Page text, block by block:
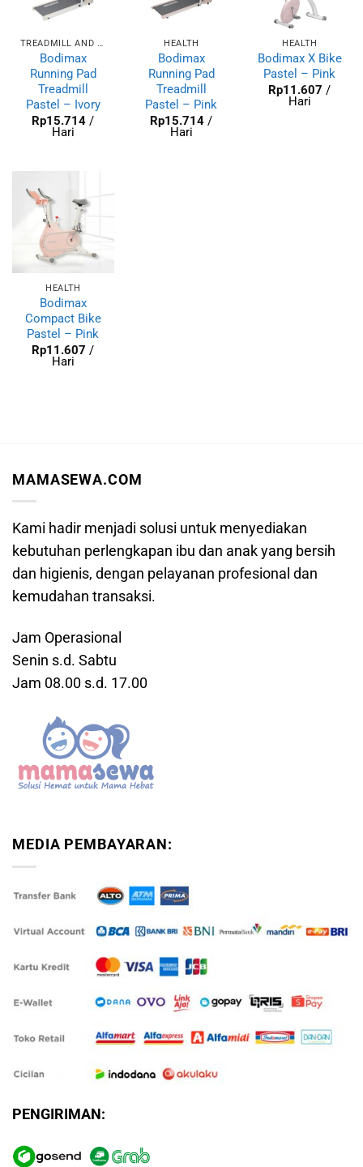
TREADMILL AND FITNESS
Bodimax
Running Pad
Treadmill
Pastel – Ivory
Rp15.714 /
Hari
HEALTH
Bodimax
Running Pad
Treadmill
Pastel – Pink
Rp15.714 /
Hari
HEALTH
Bodimax X Bike
Pastel – Pink
Rp11.607 /
Hari
HEALTH
Bodimax
Compact Bike
Pastel – Pink
Rp11.607 /
Hari
MAMASEWA.COM
Kami hadir menjadi solusi untuk menyediakan
kebutuhan perlengkapan ibu dan anak yang bersih
dan higienis, dengan pelayanan profesional dan
kemudahan transaksi.
Jam Operasional
Senin s.d. Sabtu
Jam 08.00 s.d. 17.00
MEDIA PEMBAYARAN:
PENGIRIMAN: